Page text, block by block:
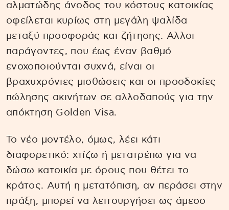
αλματώδης άνοδος του κόστους κατοικίας
οφείλεται κυρίως στη μεγάλη ψαλίδα
μεταξύ προσφοράς και ζήτησης. Αλλοι
παράγοντες, που έως έναν βαθμό
ενοχοποιούνται συχνά, είναι οι
βραχυχρόνιες μισθώσεις και οι προσδοκίες
πώλησης ακινήτων σε αλλοδαπούς για την
απόκτηση Golden Visa.
Το νέο μοντέλο, όμως, λέει κάτι
διαφορετικό: χτίζω ή μετατρέπω για να
δώσω κατοικία με όρους που θέτει το
κράτος. Αυτή η μετατόπιση, αν περάσει στην
πράξη, μπορεί να λειτουργήσει ως άμεσο